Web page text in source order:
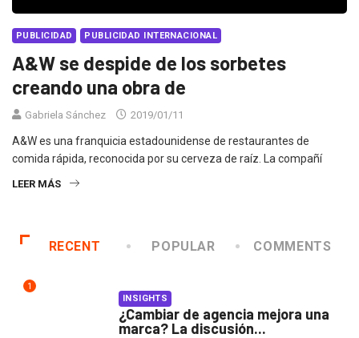
PUBLICIDAD PUBLICIDAD INTERNACIONAL
A&W se despide de los sorbetes
creando una obra de
Gabriela Sánchez 2019/01/11
A&W es una franquicia estadounidense de restaurantes de
comida rápida, reconocida por su cerveza de raíz. La compañí
LEER MÁS
RECENT POPULAR COMMENTS
1
INSIGHTS
¿Cambiar de agencia mejora una
marca? La discusión...